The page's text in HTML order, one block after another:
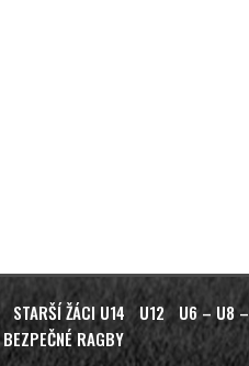
STARŠÍ ŽÁCI U14 U12
U6 – U8
BEZPEČNÉ RAGBY